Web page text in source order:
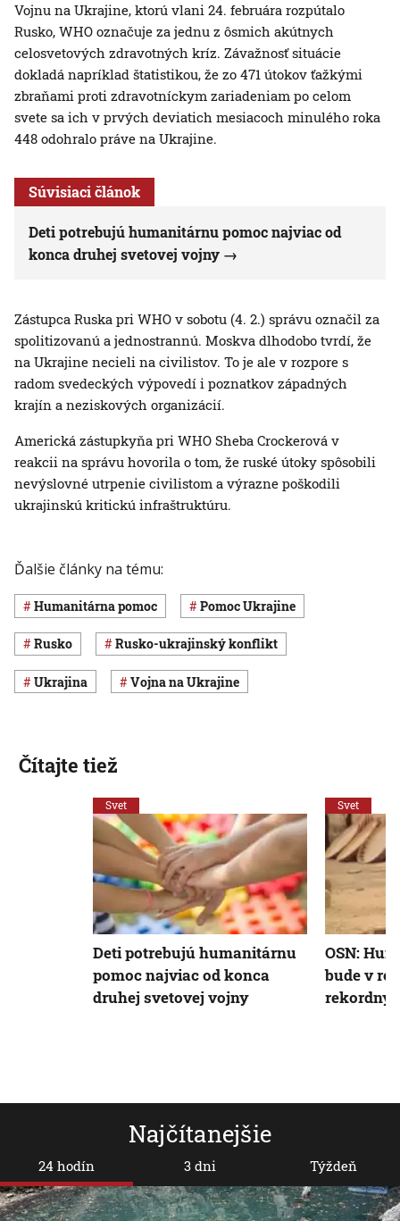
Vojnu na Ukrajine, ktorú vlani 24. februára rozpútalo
Rusko, WHO označuje za jednu z ôsmich akútnych
celosvetových zdravotných kríz. Závažnosť situácie
dokladá napríklad štatistikou, že zo 471 útokov ťažkými
zbraňami proti zdravotníckym zariadeniam po celom
svete sa ich v prvých deviatich mesiacoch minulého roka
448 odohralo práve na Ukrajine.
Súvisiaci článok
Deti potrebujú humanitárnu pomoc najviac od
konca druhej svetovej vojny
Zástupca Ruska pri WHO v sobotu (4. 2.) správu označil za
spolitizovanú a jednostrannú. Moskva dlhodobo tvrdí, že
na Ukrajine necieli na civilistov. To je ale v rozpore s
radom svedeckých výpovedí i poznatkov západných
krajín a neziskových organizácií.
Americká zástupkyňa pri WHO Sheba Crockerová v
reakcii na správu hovorila o tom, že ruské útoky spôsobili
nevýslovné utrpenie civilistom a výrazne poškodili
ukrajinskú kritickú infraštruktúru.
Ďalšie články na tému:
humanitárna pomoc pomoc Ukrajine
Rusko rusko-ukrajinský konflikt
Ukrajina vojna na Ukrajine
Najčítanejšie
24 hodín 3 dni Týždeň
Čítajte tiež
Svet
Deti potrebujú humanitárnu
pomoc najviac od konca
druhej svetovej vojny
Svet
OSN:
bude v